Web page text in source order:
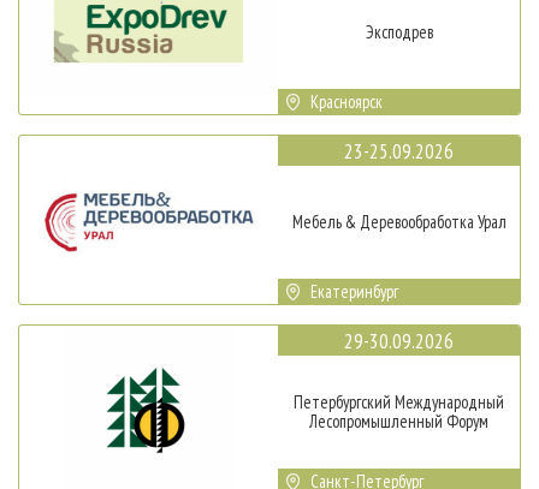
Эксподрев
Красноярск
23-25.09.2026
Мебель & Деревообработка Урал
Екатеринбург
29-30.09.2026
Петербургский Международный
Лесопромышленный Форум
Санкт-Петербург